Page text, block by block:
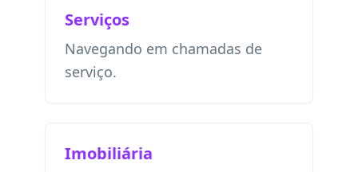
Serviços
Navegando em chamadas de
serviço.
Imobiliária